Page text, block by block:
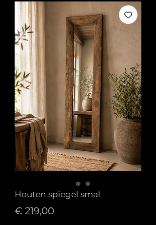
Houten spiegel smal
€ 219,00Prijs